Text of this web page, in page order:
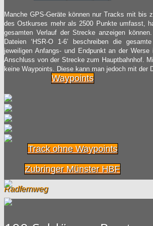
Manche GPS-Geräte können nur Tracks mit bis
des Ostkurses mehr als 2500 Punkte umfasst,
gesamten Verlauf der Strecke anzeigen
Dateien ‘HSR-O 1-6’ beschreiben die
jeweiligen Anfangs- und Endpunkt an der
Anschluss von der Strecke zum Hauptbahnhof.
keine Waypoints. Diese kann man jedoch mit der
Waypoints
Track ohne Waypoints
Zubringer Münster HBF
Radfernweg